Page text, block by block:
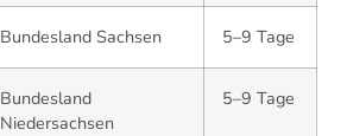
Bundesland Sachsen 5–9 Tage
Bundesland
Niedersachsen
5–9 Tage